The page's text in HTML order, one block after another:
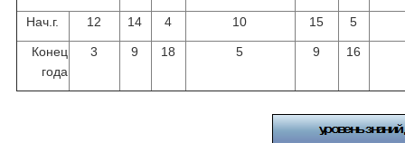
Нач.г. 12 14 4 10 15 5
Конец
года
3 9 18 5 9 16